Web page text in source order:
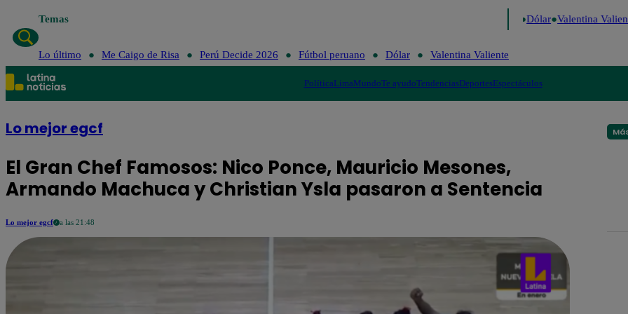
Temas Dólar Valentina
Lo último Me Caigo de Risa Perú Decide 2026 Fútbol peruano Dólar Valentina Valiente
PolíticaLimaMundoTe ayudoTendenciasDeportesEspectáculos
Lo mejor egcf
El Gran Chef Famosos: Nico Ponce, Mauricio Mesones,
Armando Machuca y Christian Ysla pasaron a Sentencia
Lo mejor egcf a las 21:48